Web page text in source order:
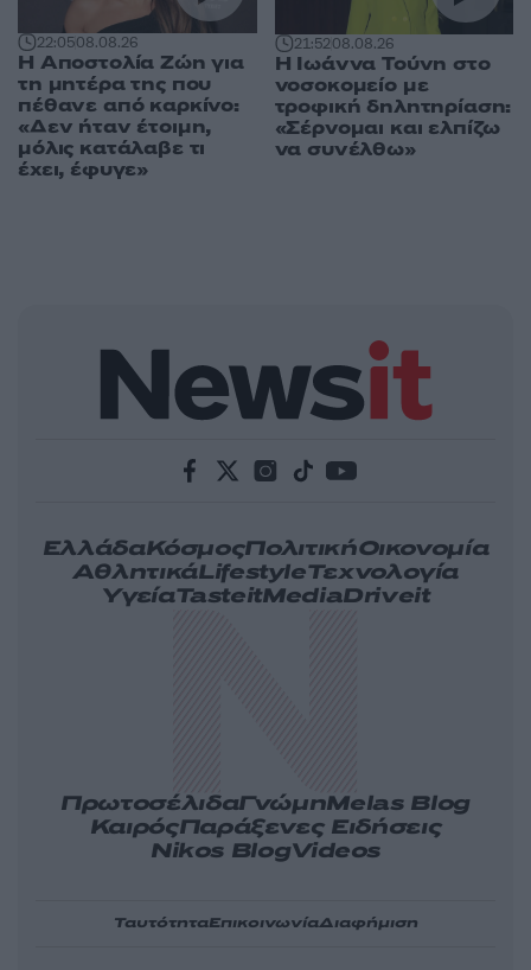
22:0508.08.26
Η Αποστολία Ζώη για
τη μητέρα της που
πέθανε από καρκίνο:
«Δεν ήταν έτοιμη,
μόλις κατάλαβε τι
έχει, έφυγε»
21:5208.08.26
Η Ιωάννα Τούνη στο
νοσοκομείο με
τροφική δηλητηρίαση:
«Σέρνομαι και ελπίζω
να συνέλθω»
ΕλλάδαΚόσμοςΠολιτικήΟικονομία
ΑθλητικάLifestyleΤεχνολογία
ΥγείαTasteitMediaDriveit
ΠρωτοσέλιδαΓνώμηMelas Blog
ΚαιρόςΠαράξενες Ειδήσεις
Nikos BlogVideos
ΤαυτότηταΕπικοινωνίαΔιαφήμιση